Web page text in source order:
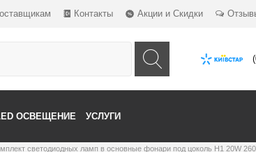
Контакты Акции и Скидки
ОСВЕЩЕНИЕ УСЛУГИ
светодиодных ламп в основные фонари под цоколь Н1 20W